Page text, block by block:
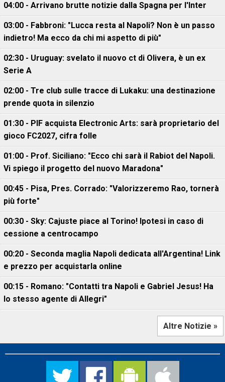
04:00 - Arrivano brutte notizie dalla Spagna per l'Inter
03:00 - Fabbroni: "Lucca resta al Napoli? Non è un passo
indietro! Ma ecco da chi mi aspetto di più"
02:30 - Uruguay: svelato il nuovo ct di Olivera, è un ex
Serie A
02:00 - Tre club sulle tracce di Lukaku: una destinazione
prende quota in silenzio
01:30 - PIF acquista Electronic Arts: sarà proprietario del
gioco FC2027, cifra folle
01:00 - Prof. Siciliano: "Ecco chi sarà il Rabiot del Napoli.
Vi spiego il progetto del nuovo Maradona"
00:45 - Pisa, Pres. Corrado: "Valorizzeremo Rao, tornerà
più forte"
00:30 - Sky: Cajuste piace al Torino! Ipotesi in caso di
cessione a centrocampo
00:20 - Seconda maglia Napoli dedicata all'Argentina! Link
e prezzo per acquistarla online
00:15 - Romano: "Contatti tra Napoli e Gabriel Jesus! Ha
lo stesso agente di Allegri"
Altre Notizie »